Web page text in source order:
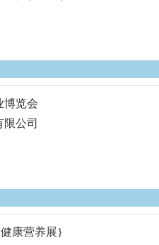
博览会
公司
康营养展}